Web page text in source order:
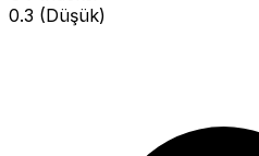
0.3 (Düşük)